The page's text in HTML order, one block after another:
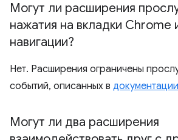
Могут ли расширения
нажатия на вкладки Chrome
навигации?
Нет. Расширения ограничены
событий, описанных в
Могут ли два расширения